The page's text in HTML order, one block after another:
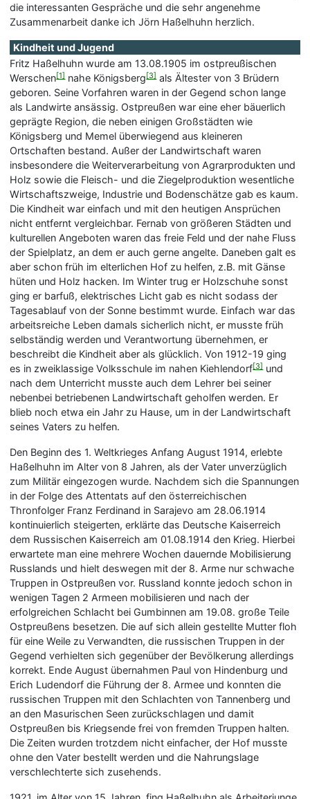
die interessanten Gespräche und die sehr angenehme
Zusammenarbeit danke ich Jörn Haßelhuhn herzlich.
Kindheit und Jugend
Fritz Haßelhuhn wurde am 13.08.1905 im ostpreußischen
Werschen[1]nahe Königsberg[3]als Ältester von 3 Brüdern
geboren. Seine Vorfahren waren in der Gegend schon lange
als Landwirte ansässig. Ostpreußen war eine eher bäuerlich
geprägte Region, die neben einigen Großstädten wie
Königsberg und Memel überwiegend aus kleineren
Ortschaften bestand. Außer der Landwirtschaft waren
insbesondere die Weiterverarbeitung von Agrarprodukten und
Holz sowie die Fleisch- und die Ziegelproduktion wesentliche
Wirtschaftszweige, Industrie und Bodenschätze gab es kaum.
Die Kindheit war einfach und mit den heutigen Ansprüchen
nicht entfernt vergleichbar. Fernab von größeren Städten und
kulturellen Angeboten waren das freie Feld und der nahe Fluss
der Spielplatz, an dem er auch gerne angelte. Daneben galt es
aber schon früh im elterlichen Hof zu helfen, z.B. mit Gänse
hüten und Holz hacken. Im Winter trug er Holzschuhe sonst
ging er barfuß, elektrisches Licht gab es nicht sodass der
Tagesablauf von der Sonne bestimmt wurde. Einfach war das
arbeitsreiche Leben damals sicherlich nicht, er musste früh
selbständig werden und Verantwortung übernehmen, er
beschreibt die Kindheit aber als glücklich. Von 1912-19 ging
es in zweiklassige Volksschule im nahen Kiehlendorf[3]und
nach dem Unterricht musste auch dem Lehrer bei seiner
nebenbei betriebenen Landwirtschaft geholfen werden. Er
blieb noch etwa ein Jahr zu Hause, um in der Landwirtschaft
seines Vaters zu helfen.
Den Beginn des 1. Weltkrieges Anfang August 1914, erlebte
Haßelhuhn im Alter von 8 Jahren, als der Vater unverzüglich
zum Militär eingezogen wurde. Nachdem sich die Spannungen
in der Folge des Attentats auf den österreichischen
Thronfolger Franz Ferdinand in Sarajevo am 28.06.1914
kontinuierlich steigerten, erklärte das Deutsche Kaiserreich
dem Russischen Kaiserreich am 01.08.1914 den Krieg. Hierbei
erwartete man eine mehrere Wochen dauernde Mobilisierung
Russlands und hielt deswegen mit der 8. Arme nur schwache
Truppen in Ostpreußen vor. Russland konnte jedoch schon in
wenigen Tagen 2 Armeen mobilisieren und nach der
erfolgreichen Schlacht bei Gumbinnen am 19.08. große Teile
Ostpreußens besetzen. Die auf sich allein gestellte Mutter floh
für eine Weile zu Verwandten, die russischen Truppen in der
Gegend verhielten sich gegenüber der Bevölkerung allerdings
korrekt. Ende August übernahmen Paul von Hindenburg und
Erich Ludendorf die Führung der 8. Armee und konnten die
russischen Truppen mit den Schlachten von Tannenberg und
an den Masurischen Seen zurückschlagen und damit
Ostpreußen bis Kriegsende frei von fremden Truppen halten.
Die Zeiten wurden trotzdem nicht einfacher, der Hof musste
ohne den Vater bestellt werden und die Nahrungslage
verschlechterte sich zusehends.